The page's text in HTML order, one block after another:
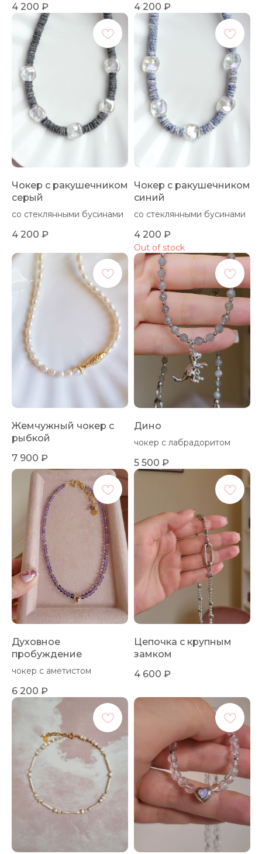
4 200 ₽ 4 200 ₽
Чокер с ракушечником
серый
со стеклянными бусинами
4 200 ₽
Чокер с ракушечником
синий
со стеклянными бусинами
4 200 ₽
Out of stock
Жемчужный чокер с
рыбкой
7 900 ₽
Дино
чокер с лабрадоритом
5 500 ₽
Духовное
пробуждение
чокер с аметистом
6 200 ₽
Цепочка с крупным
замком
4 600 ₽